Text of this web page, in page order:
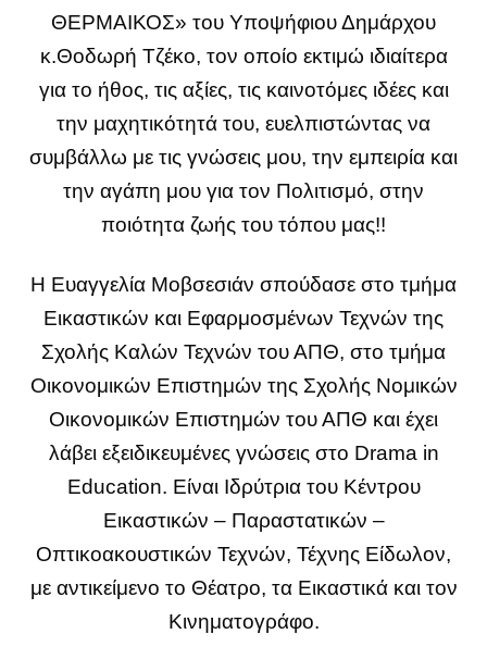
ΘΕΡΜΑΙΚΟΣ» του Υποψήφιου Δημάρχου
κ.Θοδωρή Τζέκο, τον οποίο εκτιμώ ιδιαίτερα
για το ήθος, τις αξίες, τις καινοτόμες ιδέες και
την μαχητικότητά του, ευελπιστώντας να
συμβάλλω με τις γνώσεις μου, την εμπειρία και
την αγάπη μου για τον Πολιτισμό, στην
ποιότητα ζωής του τόπου μας!!
Η Ευαγγελία Μοβσεσιάν σπούδασε στο τμήμα
Εικαστικών και Εφαρμοσμένων Τεχνών της
Σχολής Καλών Τεχνών του ΑΠΘ, στο τμήμα
Οικονομικών Επιστημών της Σχολής Νομικών
Οικονομικών Επιστημών του ΑΠΘ και έχει
λάβει εξειδικευμένες γνώσεις στο Drama in
Education. Είναι Ιδρύτρια του Κέντρου
Εικαστικών – Παραστατικών –
Οπτικοακουστικών Τεχνών, Τέχνης Είδωλον,
με αντικείμενο το Θέατρο, τα Εικαστικά και τον
Κινηματογράφο.